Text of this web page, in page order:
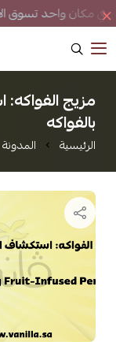
في مكان واحد تسوق
مزيج
بالفواكه
الرئيسية المدونة